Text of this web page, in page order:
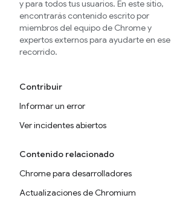
y para todos tus usuarios. En este sitio,
encontrarás contenido escrito por
miembros del equipo de Chrome y
expertos externos para ayudarte en ese
recorrido.
Contribuir
Informar un error
Ver incidentes abiertos
Contenido relacionado
Chrome para desarrolladores
Actualizaciones de Chromium